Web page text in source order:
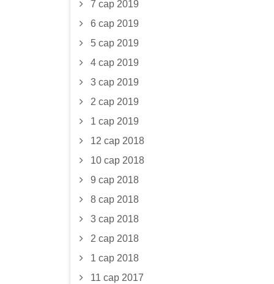
7 сар 2019
6 сар 2019
5 сар 2019
4 сар 2019
3 сар 2019
2 сар 2019
1 сар 2019
12 сар 2018
10 сар 2018
9 сар 2018
8 сар 2018
3 сар 2018
2 сар 2018
1 сар 2018
11 сар 2017